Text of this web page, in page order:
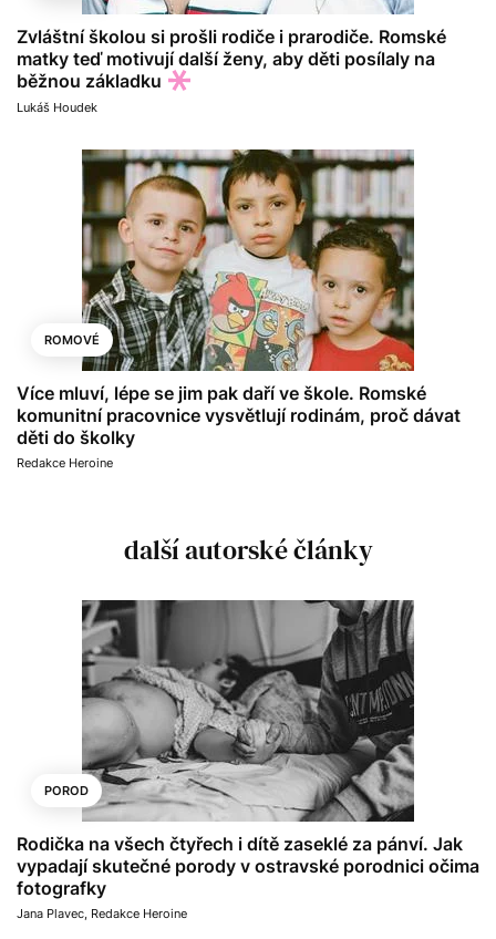
Zvláštní školou si prošli rodiče i prarodiče. Romské
matky teď motivují další ženy, aby děti posílaly na
běžnou základku
Lukáš Houdek
ROMOVÉ
Více mluví, lépe se jim pak daří ve škole. Romské
komunitní pracovnice vysvětlují rodinám, proč dávat
děti do školky
Redakce Heroine
další autorské články
POROD
Rodička na všech čtyřech i dítě zaseklé za pánví. Jak
vypadají skutečné porody v ostravské porodnici očima
fotografky
Jana Plavec, Redakce Heroine